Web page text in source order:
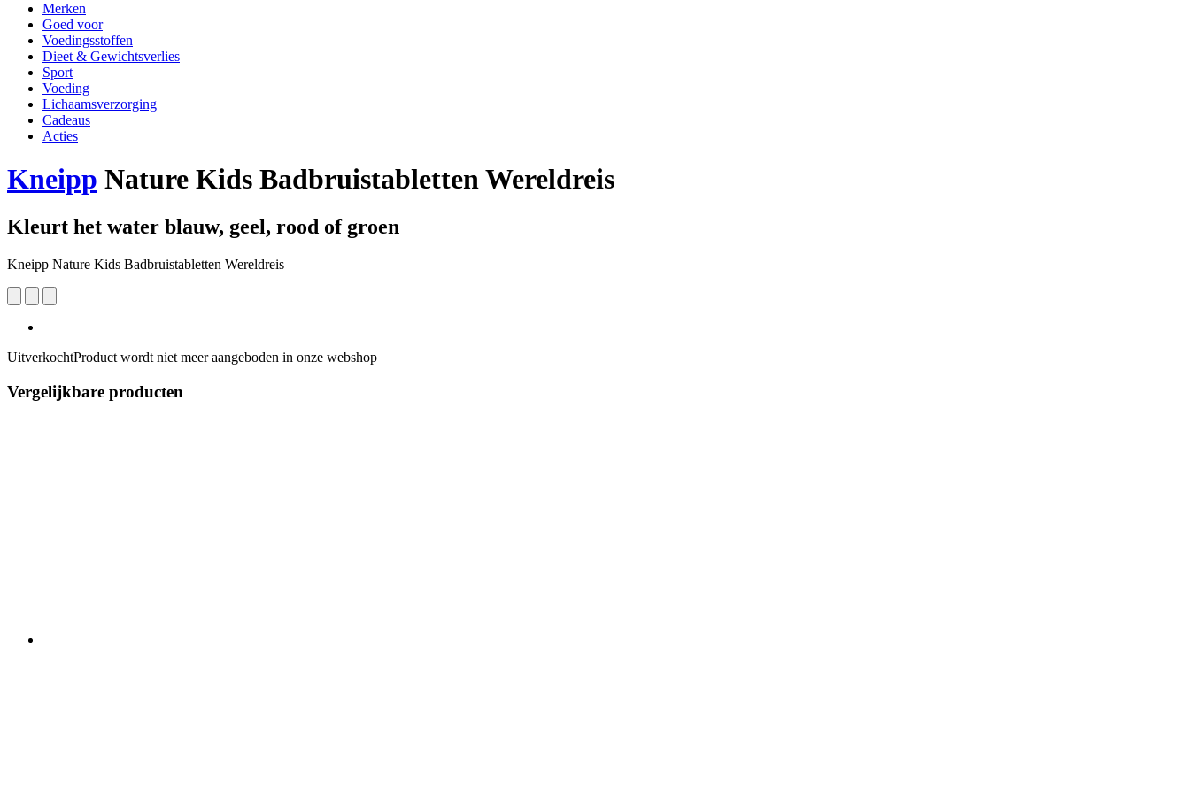
Merken
Goed voor
Voedingsstoffen
Dieet & Gewichtsverlies
Sport
Voeding
Lichaamsverzorging
Cadeaus
Acties
Kneipp Nature Kids Badbruistabletten Wereldreis
Kleurt het water blauw, geel, rood of groen
Kneipp Nature Kids Badbruistabletten Wereldreis
UitverkochtProduct wordt niet meer aangeboden in onze webshop
Vergelijkbare producten